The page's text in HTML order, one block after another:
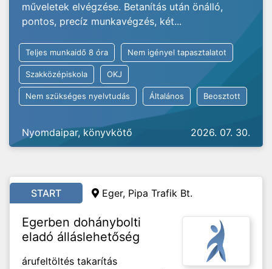
műveletek elvégzése. Betanítás után önálló,
pontos, precíz munkavégzés, két...
Teljes munkaidő 8 óra Nem igényel tapasztalatot
Szakközépiskola OKJ
Nem szükséges nyelvtudás Általános Beosztott
Nyomdaipar, könyvkötő 2026. 07. 30.
START Eger, Pipa Trafik Bt.
Egerben dohánybolti
eladó álláslehetőség
árufeltöltés takarítás